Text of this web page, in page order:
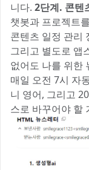
니다. 2단계. 콘텐
챗봇과 프로젝트
콘텐츠 일정 관리
그리고 별도로 앱
없어도 나를 위한
매일 오전 7시 자
니 영어, 그리고
스로 바꾸어야 할